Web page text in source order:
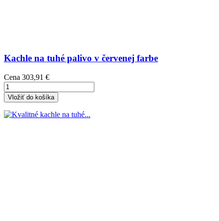
Kachle na tuhé palivo v červenej farbe
Cena 303,91 €
Vložiť do košíka